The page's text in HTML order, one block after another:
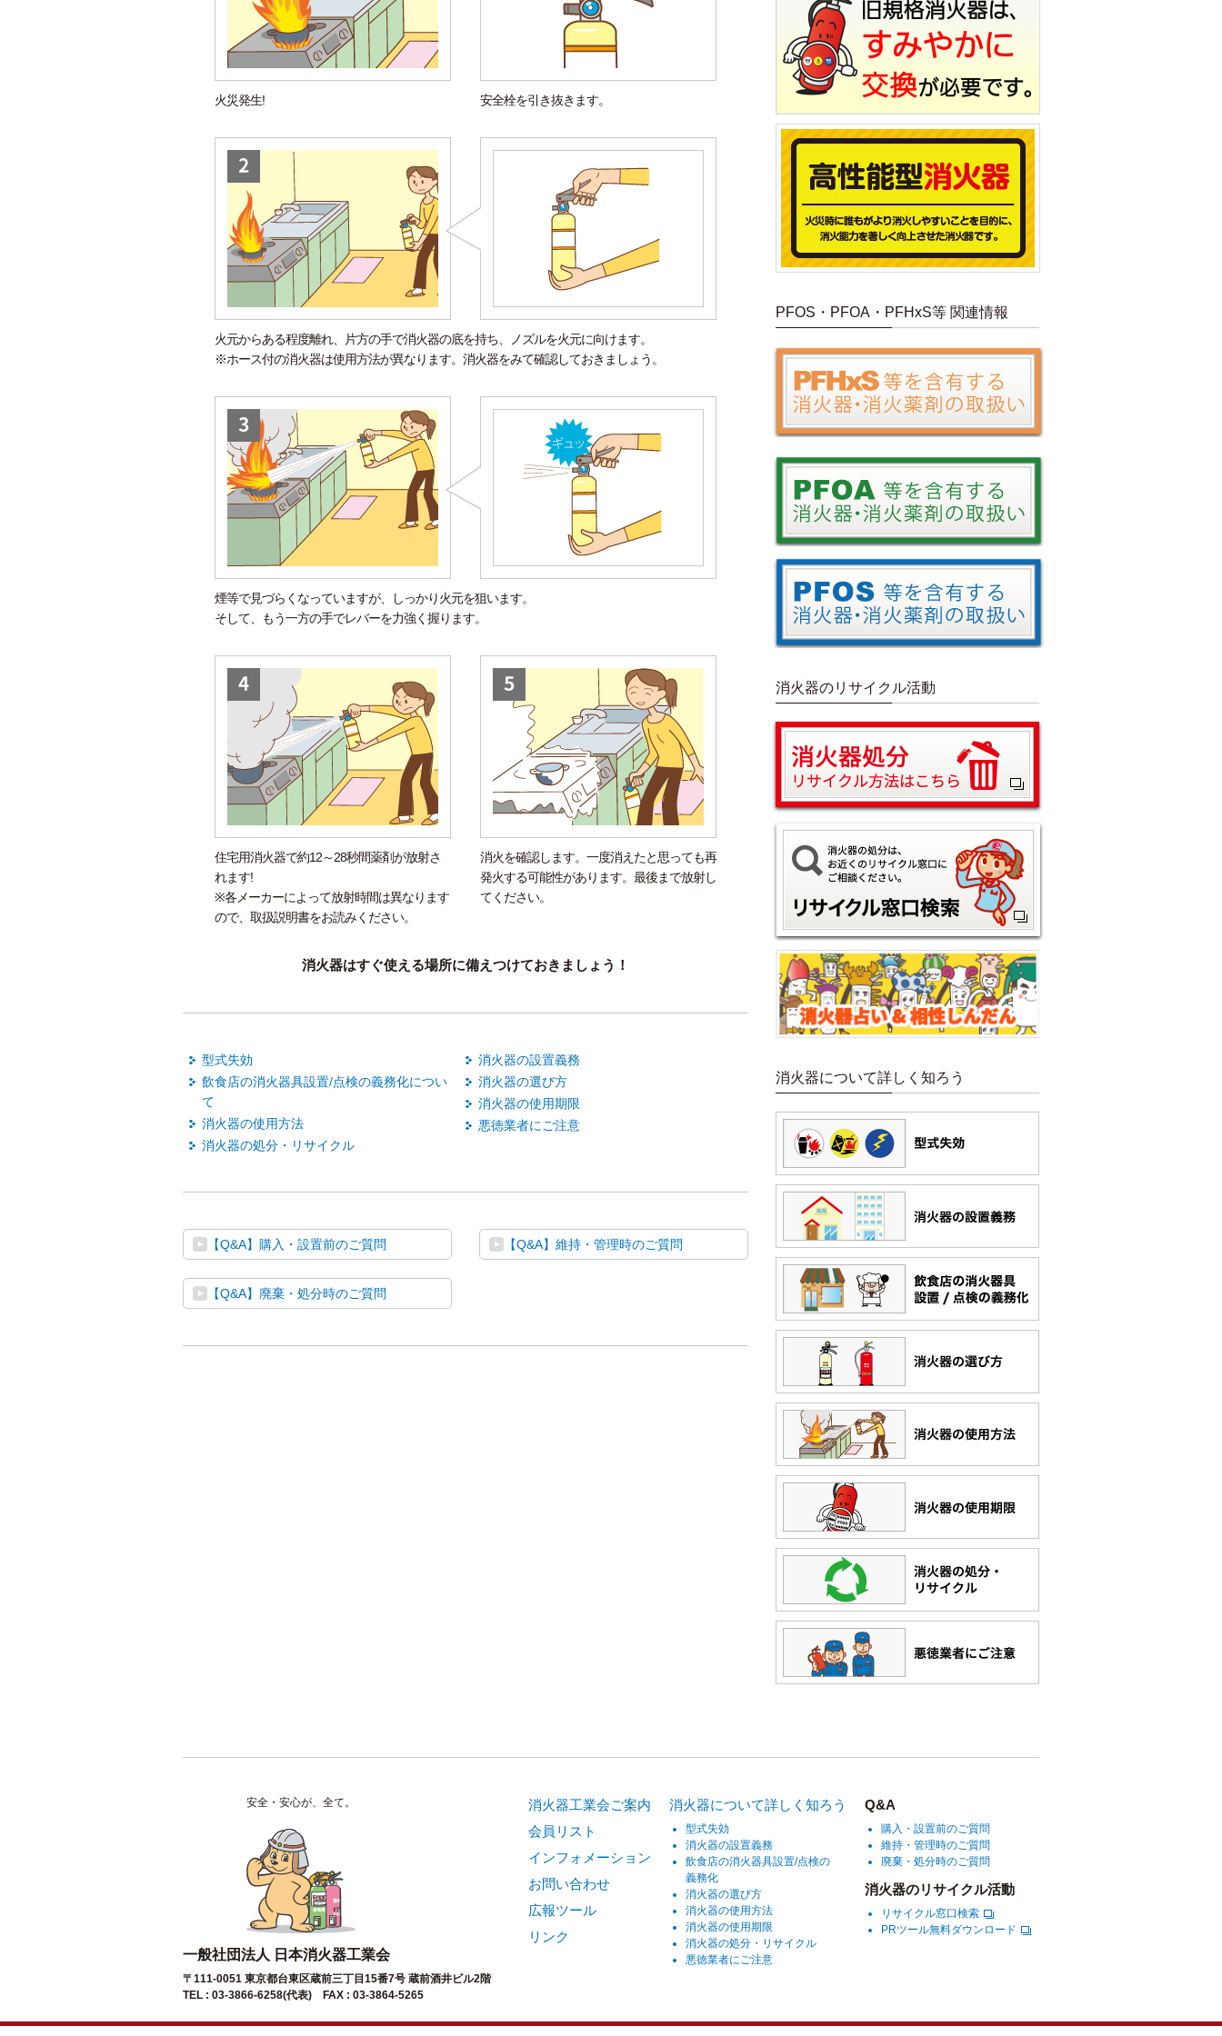
火災発生! 安全栓を引き抜きます。
火元からある程度離れ、片方の手で消火器の底を持ち、ノズルを火元に向けます。
※ホース付の消火器は使用方法が異なります。消火器をみて確認しておきましょう。
煙等で見づらくなっていますが、しっかり火元を狙います。
そして、もう一方の手でレバーを力強く握ります。
住宅用消火器で約12～28秒間薬剤が放射さ
れます!
※各メーカーによって放射時間は異なります
ので、取扱説明書をお読みください。
消火を確認します。一度消えたと思っても再
発火する可能性があります。最後まで放射し
てください。
消火器はすぐ使える場所に備えつけておきましょう！
型式失効
飲食店の消火器具設置/点検の義務化につい
て
消火器の使用方法
消火器の処分・リサイクル
消火器の設置義務
消火器の選び方
消火器の使用期限
悪徳業者にご注意
【Q&A】購入・設置前のご質問 【Q&A】維持・管理時のご質問
【Q&A】廃棄・処分時のご質問
PFOS・PFOA・PFHxS等 関連情報
消火器のリサイクル活動
消火器について詳しく知ろう
安全・安心が、全て。
一般社団法人 日本消火器工業会
〒111-0051 東京都台東区蔵前三丁目15番7号 蔵前酒井ビル2階
TEL : 03-3866-6258(代表) FAX : 03-3864-5265
消火器工業会ご案内
会員リスト
インフォメーション
お問い合わせ
広報ツール
リンク
消火器について詳しく知ろう
型式失効
消火器の設置義務
飲食店の消火器具設置/点検の
義務化
消火器の選び方
消火器の使用方法
消火器の使用期限
消火器の処分・リサイクル
悪徳業者にご注意
Q&A
購入・設置前のご質問
維持・管理時のご質問
廃棄・処分時のご質問
消火器のリサイクル活動
リサイクル窓口検索
PRツール無料ダウンロード